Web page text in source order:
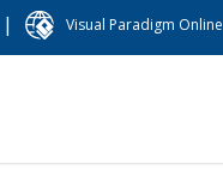
| Visual Paradigm Online